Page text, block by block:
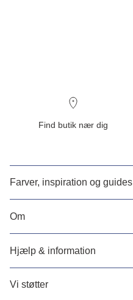
Find butik nær dig
Farver, inspiration og guides
Om
Hjælp & information
Vi støtter